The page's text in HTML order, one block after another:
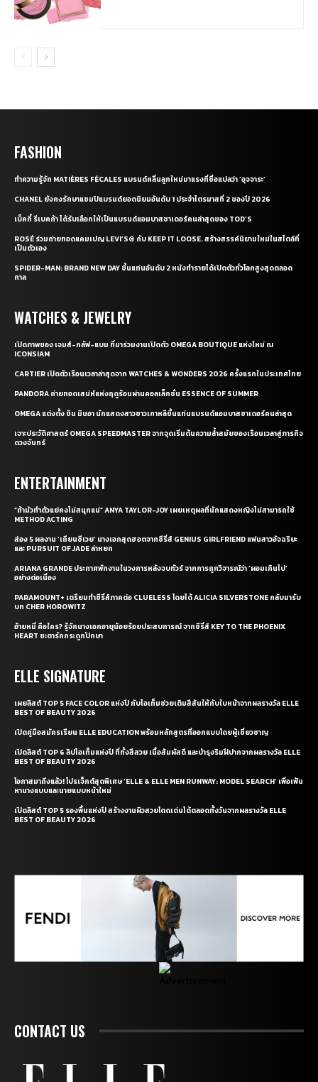
FASHION
ทำความรู้จัก MATIÈRES FÉCALES แบรนด์คลื่นลูกใหม่มาแรงที่ชื่อแปลว่า ‘อุจจาระ’
CHANEL ยังคงรักษาแชมป์แบรนด์ยอดนิยมอันดับ 1 ประจำไตรมาสที่ 2 ของปี 2026
เบ็คกี้ รีเบคก้า ได้รับเลือกให้เป็นแบรนด์แอมบาสซาเดอร์คนล่าสุดของ TOD’S
ROSÉ ร่วมถ่ายทอดแคมเปญ LEVI’S® กับ KEEP IT LOOSE. สร้างสรรค์นิยามใหม่ในสไตล์ที่
เป็นตัวเอง
SPIDER-MAN: BRAND NEW DAY ขึ้นแท่นอันดับ 2 หนังทำรายได้เปิดตัวทั่วโลกสูงสุดตลอด
กาล
WATCHES & JEWELRY
เปิดภาพของ เจมส์-กลัฟ-แบม ที่มาร่วมงานเปิดตัว OMEGA BOUTIQUE แห่งใหม่ ณ
ICONSIAM
CARTIER เปิดตัวเรือนเวลาล่าสุดจาก WATCHES & WONDERS 2026 ครั้งแรกในประเทศไทย
PANDORA ถ่ายทอดเสน่ห์แห่งฤดูร้อนผ่านคอลเล็กชั่น ESSENCE OF SUMMER
OMEGA แต่งตั้ง ชิน มินอา นักแสดงสาวชาวเกาหลีขึ้นแท่นแบรนด์แอมบาสซาเดอร์คนล่าสุด
เจาะประวัติศาสตร์ OMEGA SPEEDMASTER จากจุดเริ่มต้นความล้ำสมัยของเรือนเวลาสู่ภารกิจ
ดวงจันทร์
ENTERTAINMENT
“ถ้ามัวทำตัวแย่คงไม่สนุกแน่” ANYA TAYLOR-JOY เผยเหตุผลที่นักแสดงหญิงไม่สามารถใช้
METHOD ACTING
ส่อง 5 ผลงาน ‘เถียนซีเวย’ นางเอกสุดฮอตจากซีรี่ส์ GENIUS GIRLFRIEND แฟนสาวอัจฉริยะ
และ PURSUIT OF JADE ล่าหยก
ARIANA GRANDE ประกาศพักงานในวงการหลังจบทัวร์ จากการถูกวิจารณ์ว่า ‘ผอมเกินไป’
อย่างต่อเนื่อง
PARAMOUNT+ เตรียมทำซีรี่ส์ภาคต่อ CLUELESS โดยได้ ALICIA SILVERSTONE กลับมารับ
บท CHER HOROWITZ
อ้ายหมี่ คือใคร? รู้จักนางเอกอายุน้อยร้อยประสบการณ์ จากซีรี่ส์ KEY TO THE PHOENIX
HEART ชะตารักกระดูกปักษา
ELLE SIGNATURE
เผยลิสต์ TOP 5 FACE COLOR แห่งปี กับไอเท็มช่วยเติมสีสันให้กับใบหน้าจากผลรางวัล ELLE
BEST OF BEAUTY 2026
เปิดคู่มือสมัครเรียน ELLE EDUCATION พร้อมหลักสูตรที่ออกแบบโดยผู้เชี่ยวชาญ
เปิดลิสต์ TOP 6 ลิปไอเท็มแห่งปี ที่ทั้งสีสวย เนื้อสัมผัสดี และบำรุงริมฝีปากจากผลรางวัล ELLE
BEST OF BEAUTY 2026
โอกาสมาถึงแล้ว! โปรเจ็กต์สุดพิเศษ ‘ELLE & ELLE MEN RUNWAY: MODEL SEARCH’ เพื่อเฟ้น
หานางแบบและนายแบบหน้าใหม่
เปิดลิสต์ TOP 5 รองพื้นแห่งปี สร้างงานผิวสวยโดดเด่นได้ตลอดทั้งวันจากผลรางวัล ELLE
BEST OF BEAUTY 2026
CONTACT US